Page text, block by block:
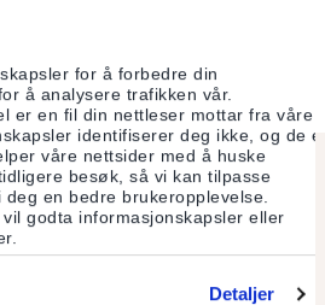
for å forbedre din
å analysere trafikken vår.
er en fil din nettleser mottar fra våre
identifiserer deg ikke, og de
våre nettsider med å huske
besøk, så vi kan tilpasse
en bedre brukeropplevelse.
godta informasjonskapsler eller
Detaljer
(1981).
Les også